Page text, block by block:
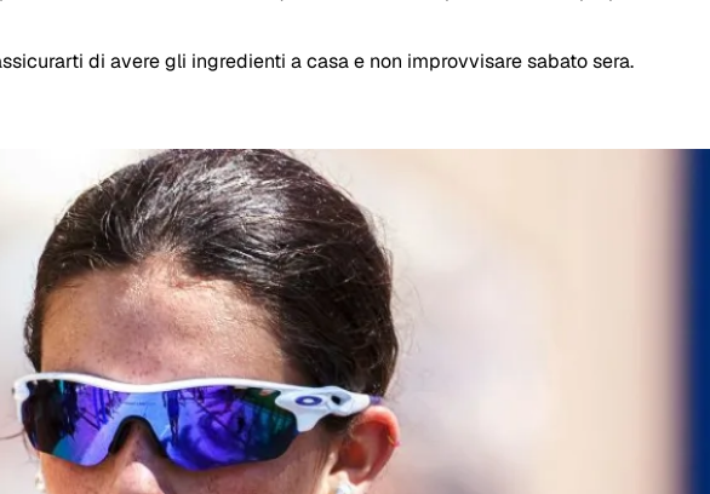
di avere gli ingredienti a casa e non improvvisare sabato sera.